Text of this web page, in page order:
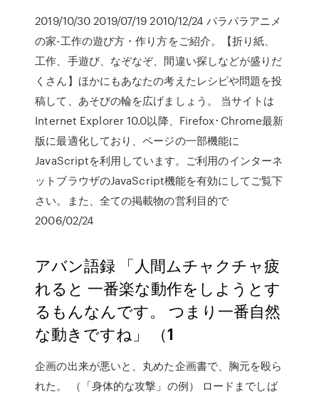
2019/10/30 2019/07/19 2010/12/24 パラパラアニメ
の家-工作の遊び方・作り方をご紹介。【折り紙、
工作、手遊び、なぞなぞ、間違い探しなどが盛りだ
くさん】ほかにもあなたの考えたレシピや問題を投
稿して、あそびの輪を広げましょう。 当サイトは
Internet Explorer 10.0以降、Firefox･Chrome最新
版に最適化しており、ページの一部機能に
JavaScriptを利用しています。ご利用のインターネ
ットブラウザのJavaScript機能を有効にしてご覧下
さい。また、全ての掲載物の営利目的で
2006/02/24
アバン語録 「人間ムチャクチャ疲
れると 一番楽な動作をしようとす
るもんなんです。 つまり一番自然
な動きですね」 （1
企画の出来が悪いと、丸めた企画書で、胸元を殴ら
れた。 （「身体的な攻撃」の例） ロードまでしば